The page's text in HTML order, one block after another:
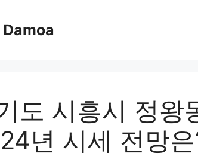
Damoa
도 시흥시 정왕
년 시세 전망